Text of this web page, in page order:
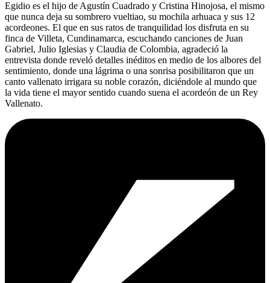
Egidio es el hijo de Agustín Cuadrado y Cristina Hinojosa, el mismo
que nunca deja su sombrero vueltiao, su mochila arhuaca y sus 12
acordeones. El que en sus ratos de tranquilidad los disfruta en su
finca de Villeta, Cundinamarca, escuchando canciones de Juan
Gabriel, Julio Iglesias y Claudia de Colombia, agradeció la
entrevista donde reveló detalles inéditos en medio de los albores del
sentimiento, donde una lágrima o una sonrisa posibilitaron que un
canto vallenato irrigara su noble corazón, diciéndole al mundo que
la vida tiene el mayor sentido cuando suena el acordeón de un Rey
Vallenato.